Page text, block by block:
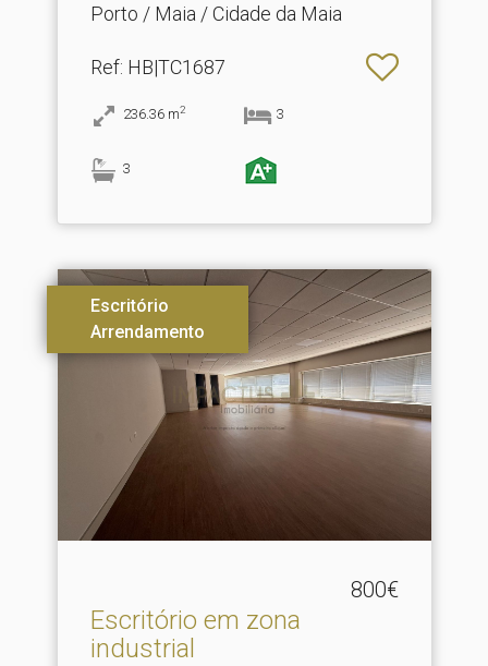
Porto / Maia / Cidade da Maia
Ref: HB|TC1687
236.36 m2 3
3
Escritório
Arrendamento
800€
Escritório em zona
industrial